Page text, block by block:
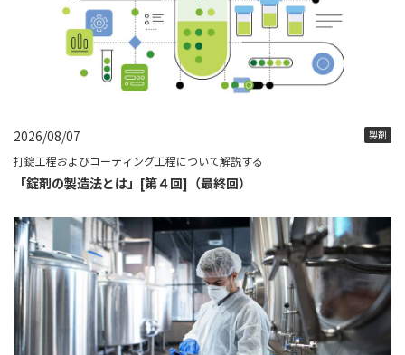
2026/08/07 製剤
打錠工程およびコーティング工程について解説する
「錠剤の製造法とは」[第４回]（最終回）